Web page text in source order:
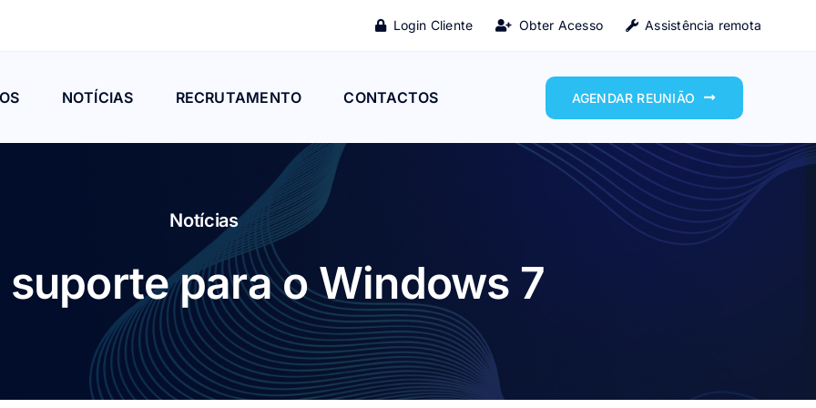
Login Cliente Obter Acesso Assistência remota
NOTÍCIAS RECRUTAMENTO CONTACTOS AGENDAR REUNIÃO
Notícias
suporte para o Windows 7